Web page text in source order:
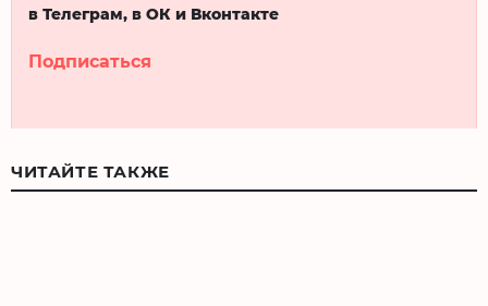
в Телеграм, в ОК и Вконтакте
Подписаться
ЧИТАЙТЕ ТАКЖЕ